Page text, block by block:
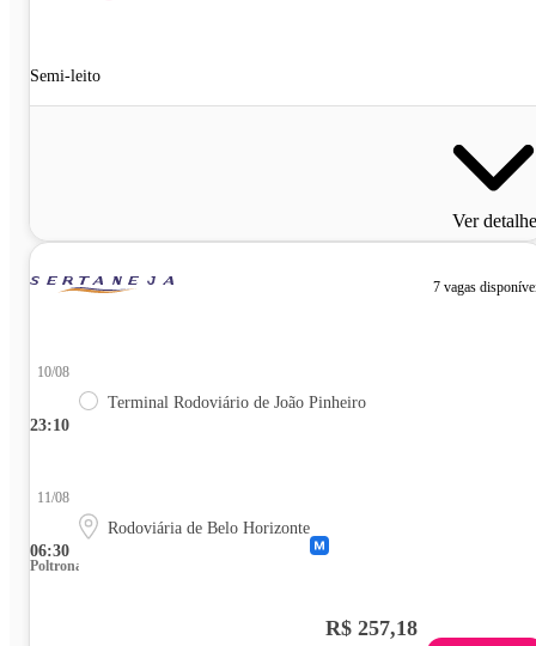
Semi-leito
Ver
7 vagas
23:10
10/08
Terminal Rodoviário de João Pinheiro
06:30
11/08
Rodoviária de Belo Horizonte
Poltrona
R$ 257,18